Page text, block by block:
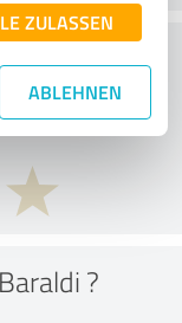
ZULASSEN
ABLEHNEN
price to
?